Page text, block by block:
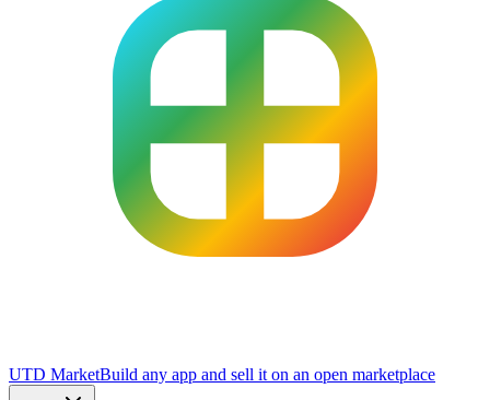
UTD MarketBuild any app and sell it on an open marketplace